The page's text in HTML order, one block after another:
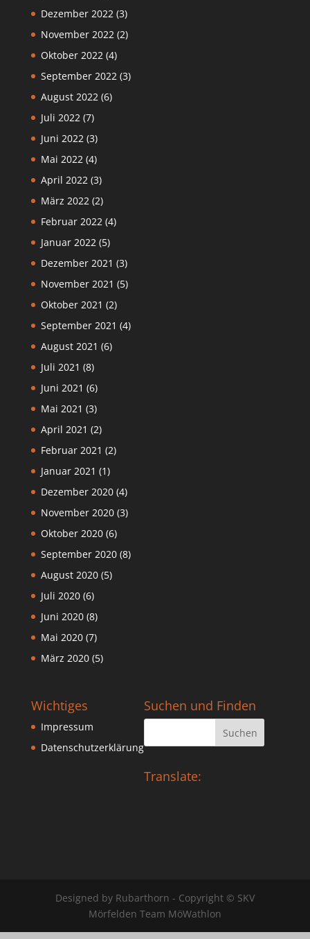
Dezember 2022 (3)
November 2022 (2)
Oktober 2022 (4)
September 2022 (3)
August 2022 (6)
Juli 2022 (7)
Juni 2022 (3)
Mai 2022 (4)
April 2022 (3)
März 2022 (2)
Februar 2022 (4)
Januar 2022 (5)
Dezember 2021 (3)
November 2021 (5)
Oktober 2021 (2)
September 2021 (4)
August 2021 (6)
Juli 2021 (8)
Juni 2021 (6)
Mai 2021 (3)
April 2021 (2)
Februar 2021 (2)
Januar 2021 (1)
Dezember 2020(4)
November 2020(3)
Oktober 2020(6)
September 2020(8)
August 2020(5)
Juli 2020(6)
Juni 2020(8)
Mai 2020(7)
März 2020(5)
Wichtiges
Impressum
Datenschutzerklärung
Suchen und Finden
Translate:
Designed by Rubarthorn - Copyright © SKV
Mörfelden Team MöWathlon